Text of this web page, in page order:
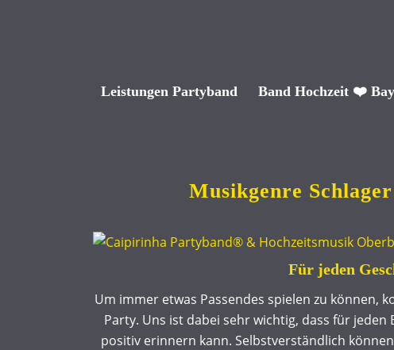
Leistungen Partyband Band Hochzeit ❤️
Musikgenre
Für jeden
Um immer etwas Passendes spielen zu können,
Party. Uns ist dabei sehr wichtig, dass für
positiv erinnern kann. Selbstverständlich